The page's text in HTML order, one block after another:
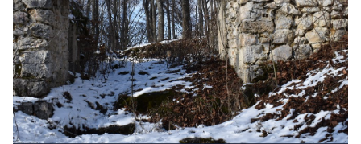
výročie podpísania memoranda o vzniku Parku
tmavej oblohy Muránska planina a oslávime aj
Svetový deň Slnka!
Zistiť viac